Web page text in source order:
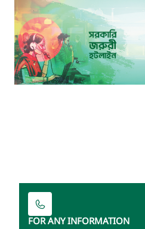
FOR ANY INFORMATION